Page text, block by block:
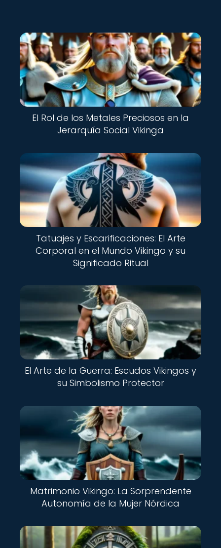
Nuevo
El Rol de los Metales Preciosos en la
Jerarquía Social Vikinga
Nuevo
Tatuajes y Escarificaciones: El Arte
Corporal en el Mundo Vikingo y su
Significado Ritual
Nuevo
El Arte de la Guerra: Escudos Vikingos y
su Simbolismo Protector
Nuevo
Matrimonio Vikingo: La Sorprendente
Autonomía de la Mujer Nórdica